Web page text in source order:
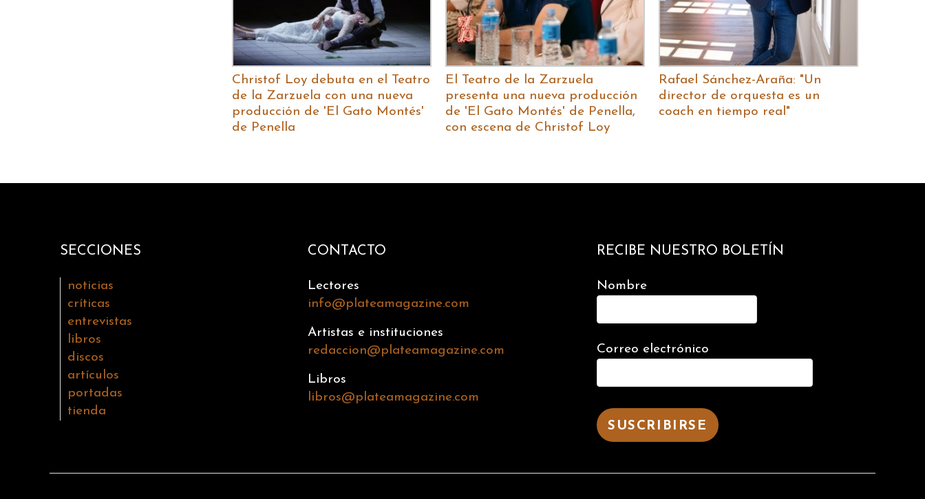
Christof Loy debuta en el Teatro
de la Zarzuela con una nueva
producción de 'El Gato Montés'
de Penella
El Teatro de la Zarzuela
presenta una nueva producción
de 'El Gato Montés' de Penella,
con escena de Christof Loy
Rafael Sánchez-Araña: "Un
director de orquesta es un
coach en tiempo real"
SECCIONES
noticias
críticas
entrevistas
libros
discos
artículos
portadas
tienda
CONTACTO
Lectores
info@plateamagazine.com
Artistas e instituciones
redaccion@plateamagazine.com
Libros
libros@plateamagazine.com
RECIBE NUESTRO BOLETÍN
Nombre
Correo electrónico